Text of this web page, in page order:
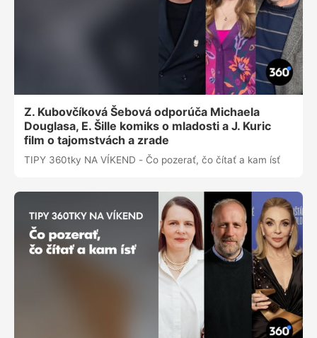
Z. Kubovčíková Šebová odporúča Michaela
Douglasa, E. Šille komiks o mladosti a J. Kuric
film o tajomstvách a zrade
TIPY 360tky NA VÍKEND - Čo pozerať, čo čítať a kam ísť